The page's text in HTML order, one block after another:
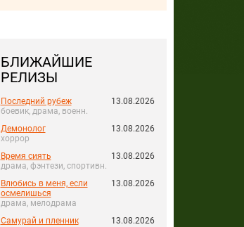
БЛИЖАЙШИЕ
РЕЛИЗЫ
Последний рубеж
боевик, драма, военн.
13.08.2026
Демонолог
хоррор
13.08.2026
Время сиять
драма, фэнтези, спортивн.
13.08.2026
Влюбись в меня, если
осмелишься
драма, мелодрама
13.08.2026
Самурай и пленник
13.08.2026